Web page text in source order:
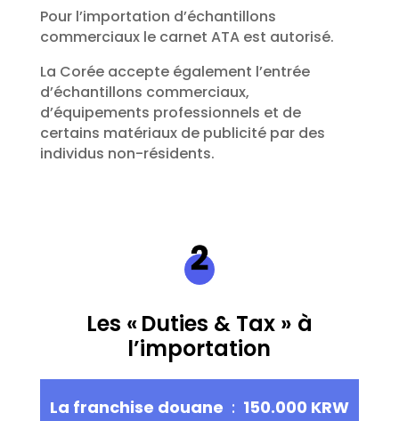
Pour l’importation d’échantillons
commerciaux le carnet ATA est autorisé.
La Corée accepte également l’entrée
d’échantillons commerciaux,
d’équipements professionnels et de
certains matériaux de publicité par des
individus non-résidents.
Les « Duties & Tax » à
l’importation
La franchise douane : 150.000 KRW